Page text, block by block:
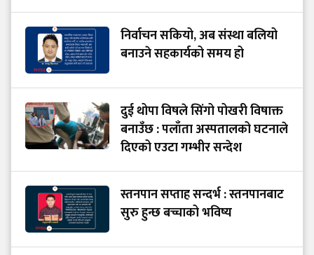
निर्वाचन सकियो, अब संस्था बलियो
बनाउने सहकार्यको समय हो
दुई थोपा विषले सिंगो पोखरी विषाक्त
बनाउँछ : पलाँता अस्पतालको घटनाले
दिएको एउटा गम्भीर सन्देश
स्तनपान सप्ताह सन्दर्भ : स्तनपानबाट
सुरु हुन्छ बच्चाको भविष्य